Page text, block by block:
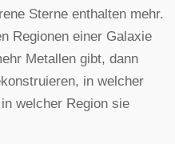
Sterne enthalten mehr.
Regionen einer Galaxie
Metallen gibt, dann
in welcher
welcher Region sie